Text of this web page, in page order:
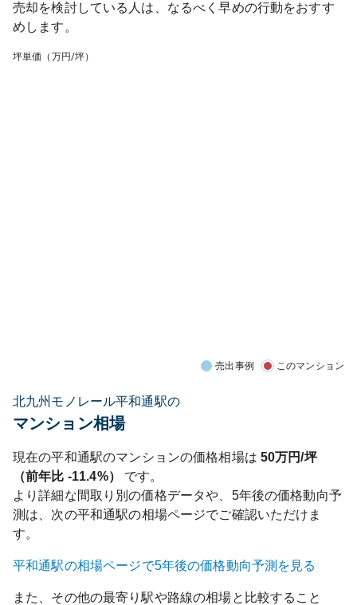
売却を検討している人は、なるべく早めの行動をおすす
めします。
坪単価（万円/坪）
売出事例 このマンション
北九州モノレール平和通駅の
マンション相場
現在の平和通駅のマンションの価格相場は 50万円/坪
（前年比 -11.4%）
です。
より詳細な間取り別の価格データや、5年後の価格動向予
測は、次の平和通駅の相場ページでご確認いただけま
す。
平和通駅の相場ページで5年後の価格動向予測を見る
また、その他の最寄り駅や路線の相場と比較すること